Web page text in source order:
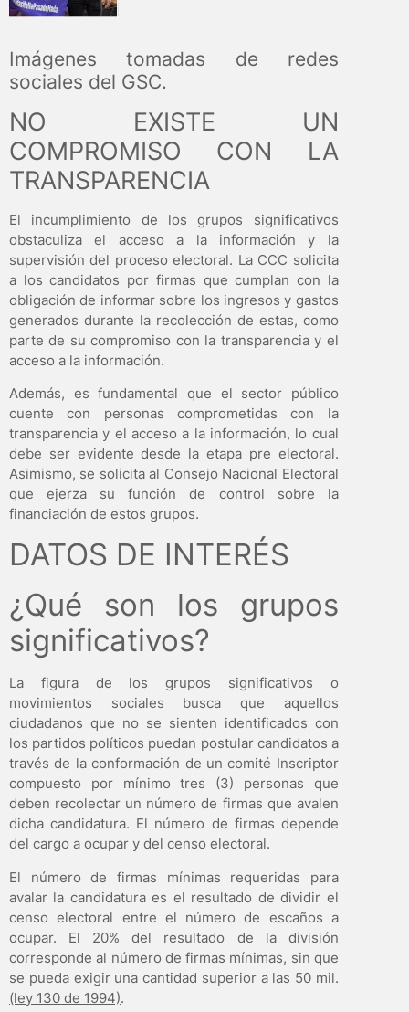
Imágenes tomadas de redes
sociales del GSC.
NO EXISTE UN
COMPROMISO CON LA
TRANSPARENCIA
El incumplimiento de los grupos significativos
obstaculiza el acceso a la información y la
supervisión del proceso electoral. La CCC solicita
a los candidatos por firmas que cumplan con la
obligación de informar sobre los ingresos y gastos
generados durante la recolección de estas, como
parte de su compromiso con la transparencia y el
acceso a la información.
Además, es fundamental que el sector público
cuente con personas comprometidas con la
transparencia y el acceso a la información, lo cual
debe ser evidente desde la etapa pre electoral.
Asimismo, se solicita al Consejo Nacional Electoral
que ejerza su función de control sobre la
financiación de estos grupos.
DATOS DE INTERÉS
¿Qué son los grupos
significativos?
La figura de los grupos significativos o
movimientos sociales busca que aquellos
ciudadanos que no se sienten identificados con
los partidos políticos puedan postular candidatos a
través de la conformación de un comité Inscriptor
compuesto por mínimo tres (3) personas que
deben recolectar un número de firmas que avalen
dicha candidatura. El número de firmas depende
del cargo a ocupar y del censo electoral.
El número de firmas mínimas requeridas para
avalar la candidatura es el resultado de dividir el
censo electoral entre el número de escaños a
ocupar. El 20% del resultado de la división
corresponde al número de firmas mínimas, sin que
se pueda exigir una cantidad superior a las 50 mil.
(ley 130 de 1994).